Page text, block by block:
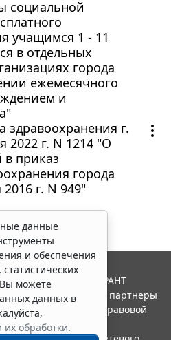
социальной
учащимся 1 - 11
в отдельных
города
ежемесячного
и
здравоохранения г.
2022 г. N 1214 "О
приказ
города
г. N 949"
данные
и обеспечения
можете
данных в
их обработки.
2026. Система ГАРАНТ
"Гарант" и ее партнеры
ассоциации правовой